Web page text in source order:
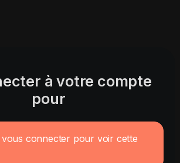
à votre compte
pour
vous connecter pour voir cette